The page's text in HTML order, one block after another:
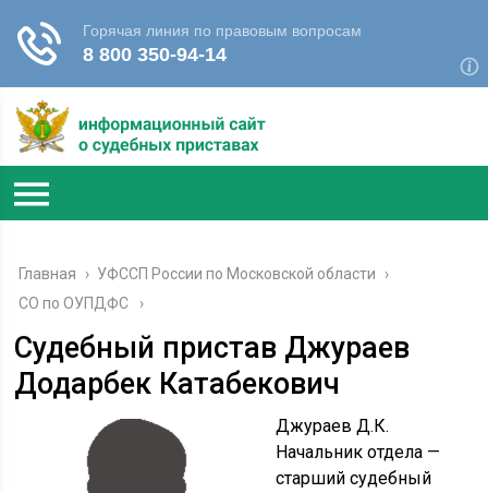
Главная › УФССП России по Московской области
›
СО по ОУПДФС
Судебный пристав Джураев
Додарбек Катабекович
Джураев Д.К.
Начальник отдела —
старший судебный